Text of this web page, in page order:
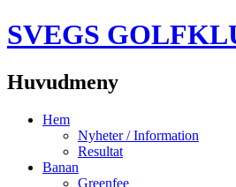
SVEGS
Huvudmeny
HoppaHem
Nyheter / Information
Resultat
Banan
Greenfee